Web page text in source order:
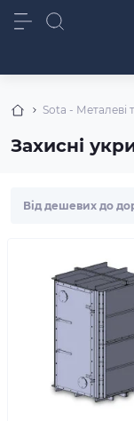
Sota - Металеві
Захисні